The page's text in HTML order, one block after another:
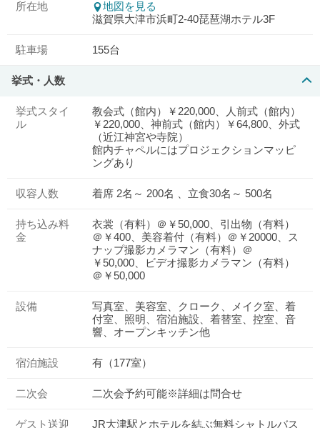
所在地
地図を見る
滋賀県大津市浜町2-40琵琶湖ホテル3F
駐車場 155台
挙式・人数
挙式スタイ
ル
教会式（館内）￥220,000、人前式（館内）
￥220,000、神前式（館内）￥64,800、外式
（近江神宮や寺院）
館内チャペルにはプロジェクションマッピ
ングあり
収容人数 着席 2名～ 200名 、立食30名～ 500名
持ち込み料
金
衣裳（有料）＠￥50,000、引出物（有料）
＠￥400、美容着付（有料）＠￥20000、ス
ナップ撮影カメラマン（有料）＠
￥50,000、ビデオ撮影カメラマン（有料）
＠￥50,000
設備
写真室、美容室、クローク、メイク室、着
付室、照明、宿泊施設、着替室、控室、音
響、オープンキッチン他
宿泊施設 有（177室）
二次会 二次会予約可能※詳細は問合せ
ゲスト送迎
JR大津駅とホテルを結ぶ無料シャトルバス